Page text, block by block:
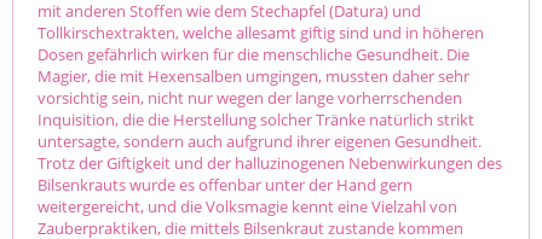
mit anderen Stoffen wie dem Stechapfel (Datura) und
Tollkirschextrakten, welche allesamt giftig sind und in höheren
Dosen gefährlich wirken für die menschliche Gesundheit. Die
Magier, die mit Hexensalben umgingen, mussten daher sehr
vorsichtig sein, nicht nur wegen der lange vorherrschenden
Inquisition, die die Herstellung solcher Tränke natürlich strikt
untersagte, sondern auch aufgrund ihrer eigenen Gesundheit.
Trotz der Giftigkeit und der halluzinogenen Nebenwirkungen des
Bilsenkrauts wurde es offenbar unter der Hand gern
weitergereicht, und die Volksmagie kennt eine Vielzahl von
Zauberpraktiken, die mittels Bilsenkraut zustande kommen